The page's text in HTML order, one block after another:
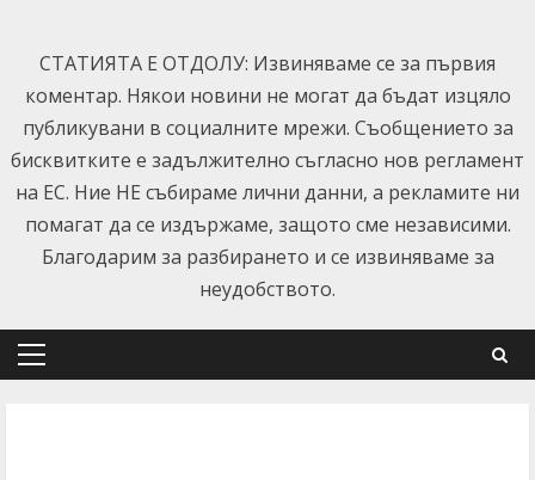
content
СТАТИЯТА Е ОТДОЛУ: Извиняваме се за първия
коментар. Някои новини не могат да бъдат изцяло
публикувани в социалните мрежи. Съобщението за
бисквитките е задължително съгласно нов регламент
на ЕС. Ние НЕ събираме лични данни, а рекламите ни
помагат да се издържаме, защото сме независими.
Благодарим за разбирането и се извиняваме за
неудобството.
Primary